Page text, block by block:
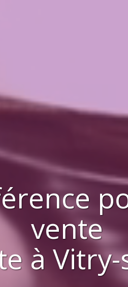
vente
à Vitry-